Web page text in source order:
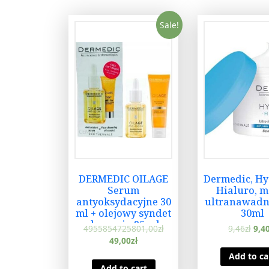
Sale!
DERMEDIC OILAGE
Serum
antyoksydacyjne 30
ml + olejowy syndet
do mycia 25 ml
4955854725801,00zł
49,00zł
Dermedic,
Hialuro,
30ml
9,46zł
Add to